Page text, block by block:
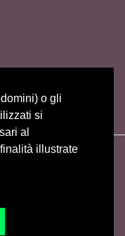
o gli
si
al
illustrate
riservati.